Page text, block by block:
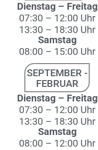
Dienstag – Freitag
07:30 – 12:00 Uhr
13:30 – 18:30 Uhr
Samstag
08:00 – 15:00 Uhr
SEPTEMBER -
FEBRUAR
Dienstag – Freitag
07:30 – 12:00 Uhr
13:30 – 18:30 Uhr
Samstag
08:00 – 12:00 Uhr